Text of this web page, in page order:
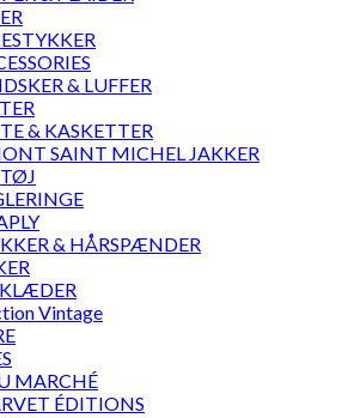
& LUFFER
& KASKETTER
SAINT MICHEL JAKKER
& HÅRSPÆNDER
Vintage
MARCHÉ
ÉDITIONS